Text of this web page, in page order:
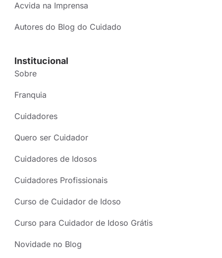
Acvida na Imprensa
Autores do Blog do Cuidado
Institucional
Sobre
Franquia
Cuidadores
Quero ser Cuidador
Cuidadores de Idosos
Cuidadores Profissionais
Curso de Cuidador de Idoso
Curso para Cuidador de Idoso Grátis
Novidade no Blog